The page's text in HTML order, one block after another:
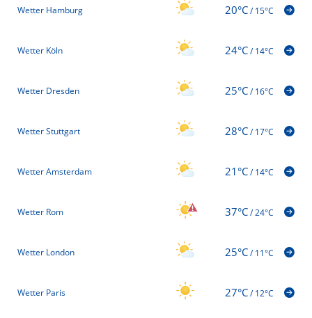
Wetter Hamburg 20°C/15°C
Wetter Köln 24°C/14°C
Wetter Dresden 25°C/16°C
Wetter Stuttgart 28°C/17°C
Wetter Amsterdam 21°C/14°C
Wetter Rom 37°C/24°C
Wetter London 25°C/11°C
Wetter Paris 27°C/12°C